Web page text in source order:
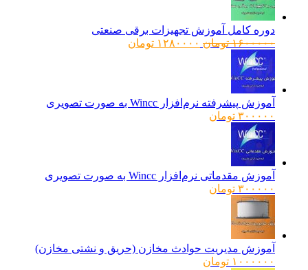
دوره کامل آموزش تجهیزات برقی صنعتی
۱۶۰۰۰۰۰ تومانقیمت
۱۲۸۰۰۰۰ تومانقیمت
آموزش پیشرفته نرم‌افزار Wincc به صورت تصویری
۳۰۰۰۰۰ تومان
آموزش مقدماتی نرم‌افزار Wincc به صورت تصویری
۳۰۰۰۰۰ تومان
آموزش مدیریت حوادث مخازن (حریق و نشتی مخازن)
۱۰۰۰۰۰۰ تومان